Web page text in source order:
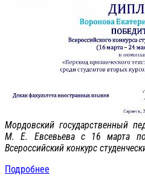
Мордовский государственный
М. Е. Евсевьева с 16 марта
Всероссийский конкурс
Подробнее